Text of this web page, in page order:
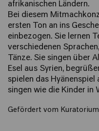
afrikanischen Ländern.
Bei diesem
ersten Ton an ins
einbezogen. Sie lernen
verschiedenen
Tänze. Sie singen über
Esel aus Syrien,
spielen das Hyänenspiel
singen wie die Kinder in
Gefördert vom Kuratorium